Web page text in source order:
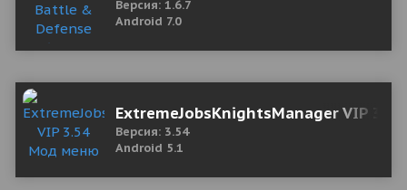
Версия: 1.6.7
Android 7.0
ExtremeJobsKnightsManager VIP
Версия: 3.54
Android 5.1